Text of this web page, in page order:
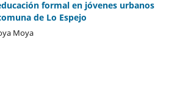
formal en jóvenes urbanos
de Lo Espejo
Moya